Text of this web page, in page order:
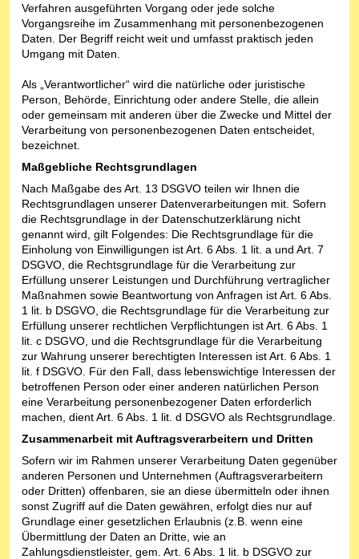
Verfahren ausgeführten Vorgang oder jede solche
Vorgangsreihe im Zusammenhang mit personenbezogenen
Daten. Der Begriff reicht weit und umfasst praktisch jeden
Umgang mit Daten.
Als „Verantwortlicher“ wird die natürliche oder juristische
Person, Behörde, Einrichtung oder andere Stelle, die allein
oder gemeinsam mit anderen über die Zwecke und Mittel der
Verarbeitung von personenbezogenen Daten entscheidet,
bezeichnet.
Maßgebliche Rechtsgrundlagen
Nach Maßgabe des Art. 13 DSGVO teilen wir Ihnen die
Rechtsgrundlagen unserer Datenverarbeitungen mit. Sofern
die Rechtsgrundlage in der Datenschutzerklärung nicht
genannt wird, gilt Folgendes: Die Rechtsgrundlage für die
Einholung von Einwilligungen ist Art. 6 Abs. 1 lit. a und Art. 7
DSGVO, die Rechtsgrundlage für die Verarbeitung zur
Erfüllung unserer Leistungen und Durchführung vertraglicher
Maßnahmen sowie Beantwortung von Anfragen ist Art. 6 Abs.
1 lit. b DSGVO, die Rechtsgrundlage für die Verarbeitung zur
Erfüllung unserer rechtlichen Verpflichtungen ist Art. 6 Abs. 1
lit. c DSGVO, und die Rechtsgrundlage für die Verarbeitung
zur Wahrung unserer berechtigten Interessen ist Art. 6 Abs. 1
lit. f DSGVO. Für den Fall, dass lebenswichtige Interessen der
betroffenen Person oder einer anderen natürlichen Person
eine Verarbeitung personenbezogener Daten erforderlich
machen, dient Art. 6 Abs. 1 lit. d DSGVO als Rechtsgrundlage.
Zusammenarbeit mit Auftragsverarbeitern und Dritten
Sofern wir im Rahmen unserer Verarbeitung Daten gegenüber
anderen Personen und Unternehmen (Auftragsverarbeitern
oder Dritten) offenbaren, sie an diese übermitteln oder ihnen
sonst Zugriff auf die Daten gewähren, erfolgt dies nur auf
Grundlage einer gesetzlichen Erlaubnis (z.B. wenn eine
Übermittlung der Daten an Dritte, wie an
Zahlungsdienstleister, gem. Art. 6 Abs. 1 lit. b DSGVO zur